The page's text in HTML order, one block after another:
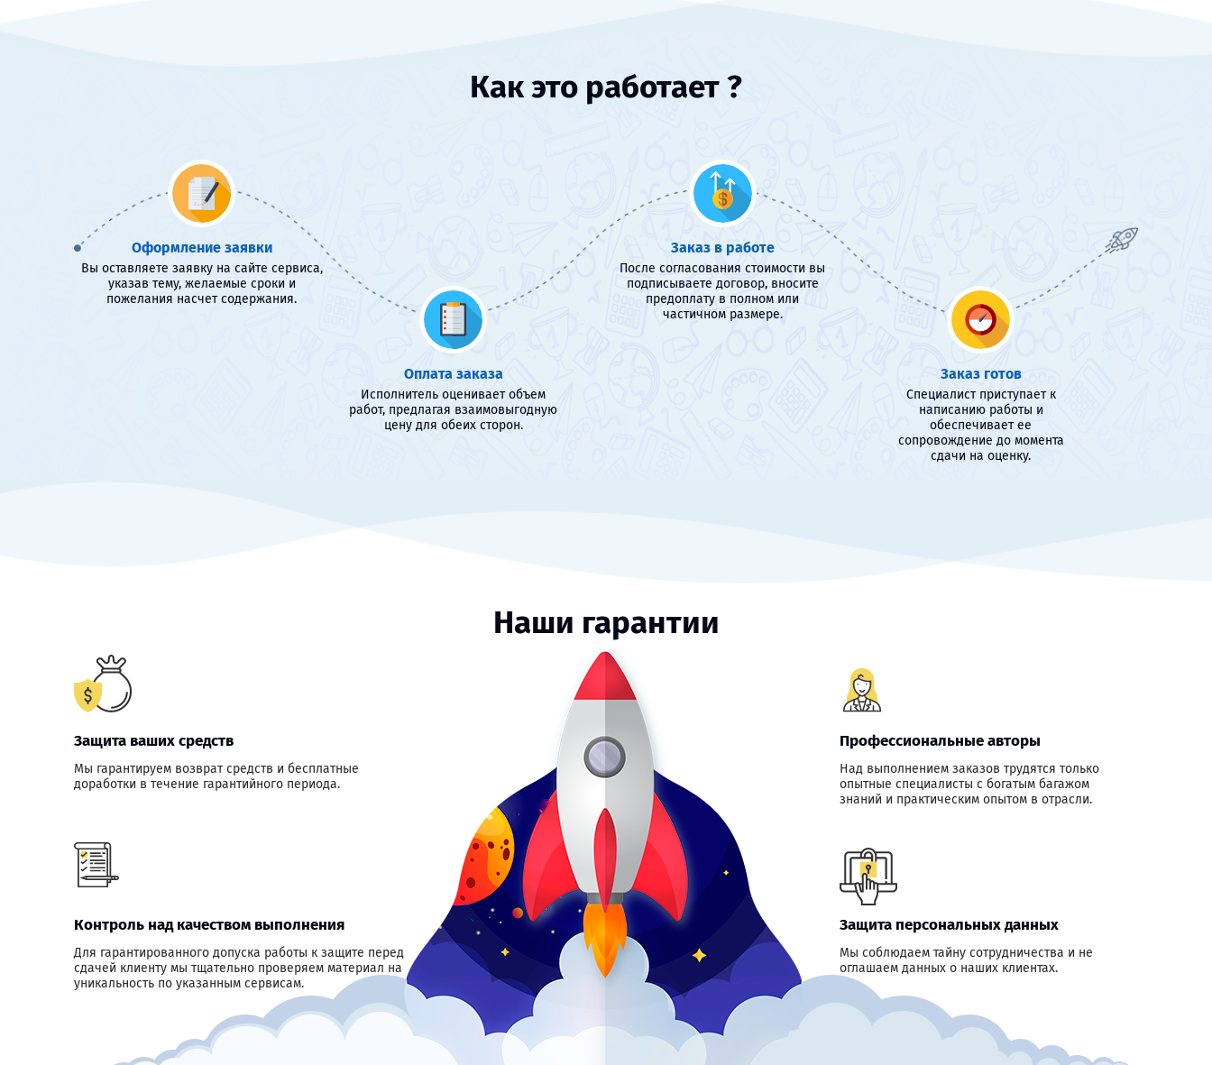
Как это работает ?
Оформление заявки
Вы оставляете заявку на сайте сервиса,
указав тему, желаемые сроки и
пожелания насчет содержания.
Оплата заказа
Исполнитель оценивает объем
работ, предлагая взаимовыгодную
цену для обеих сторон.
Заказ в работе
После согласования стоимости вы
подписываете договор, вносите
предоплату в полном или
частичном размере.
Заказ готов
Специалист приступает к
написанию работы и
обеспечивает ее
сопровождение до момента
сдачи на оценку.
Наши гарантии
Защита ваших средств
Мы гарантируем возврат средств и бесплатные
доработки в течение гарантийного периода.
Профессиональные авторы
Над выполнением заказов трудятся только
опытные специалисты с богатым багажом
знаний и практическим опытом в отрасли.
Контроль над качеством выполнения
Для гарантированного допуска работы к защите перед
сдачей клиенту мы тщательно проверяем материал на
уникальность по указанным сервисам.
Защита персональных данных
Мы соблюдаем тайну сотрудничества и не
оглашаем данных о наших клиентах.